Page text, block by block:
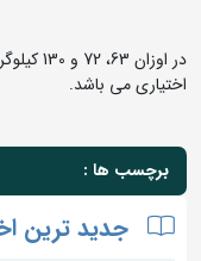
در
اختیاری می باشد.
برچسب ها :
جدید ترین